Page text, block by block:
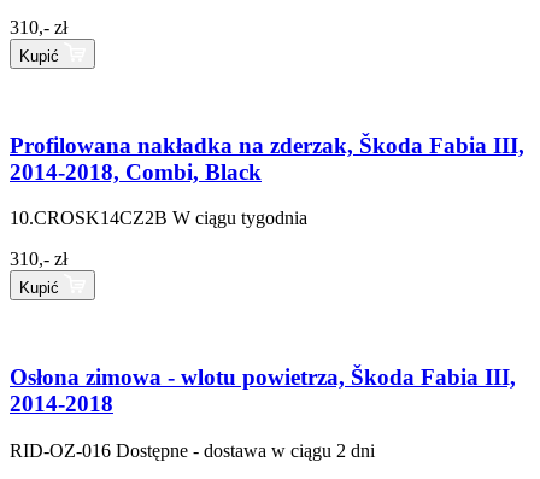
310,- zł
Kupić
Profilowana nakładka na zderzak, Škoda Fabia III,
2014-2018, Combi, Black
10.CROSK14CZ2B W ciągu tygodnia
310,- zł
Kupić
Osłona zimowa - wlotu powietrza, Škoda Fabia III,
2014-2018
RID-OZ-016 Dostępne - dostawa w ciągu 2 dni